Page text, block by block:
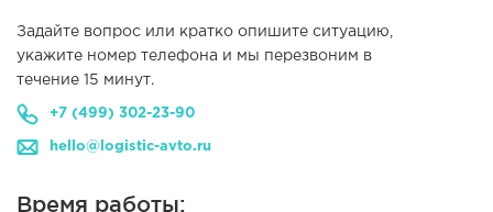
Задайте вопрос или кратко опишите ситуацию,
укажите номер телефона и мы перезвоним в
течение 15 минут.
+7 (499) 302-23-90
hello@logistic-avto.ru
Время работы: